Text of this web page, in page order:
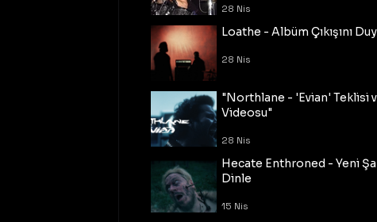
28 Nis
Loathe - Albüm Çıkışını
28 Nis
"Northlane - 'Evian' Teklisi
Videosu"
28 Nis
Hecate Enthroned - Yeni
Dinle
15 Nis